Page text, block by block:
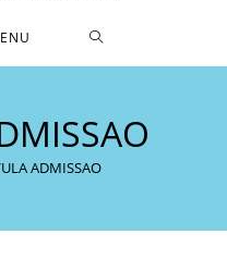
ADMISSAO